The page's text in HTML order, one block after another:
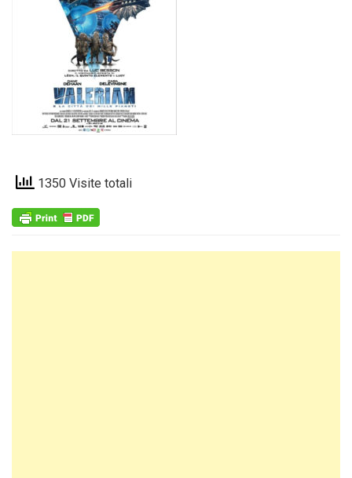
1350 Visite totali